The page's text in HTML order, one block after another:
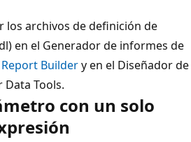
los archivos de definición de
en el Generador de informes de
Buildery en el Diseñador de
Data Tools.
con un solo